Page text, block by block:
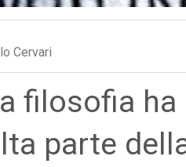
Cervari
filosofia
parte